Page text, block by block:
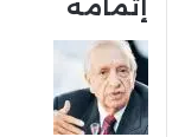
إتمامه